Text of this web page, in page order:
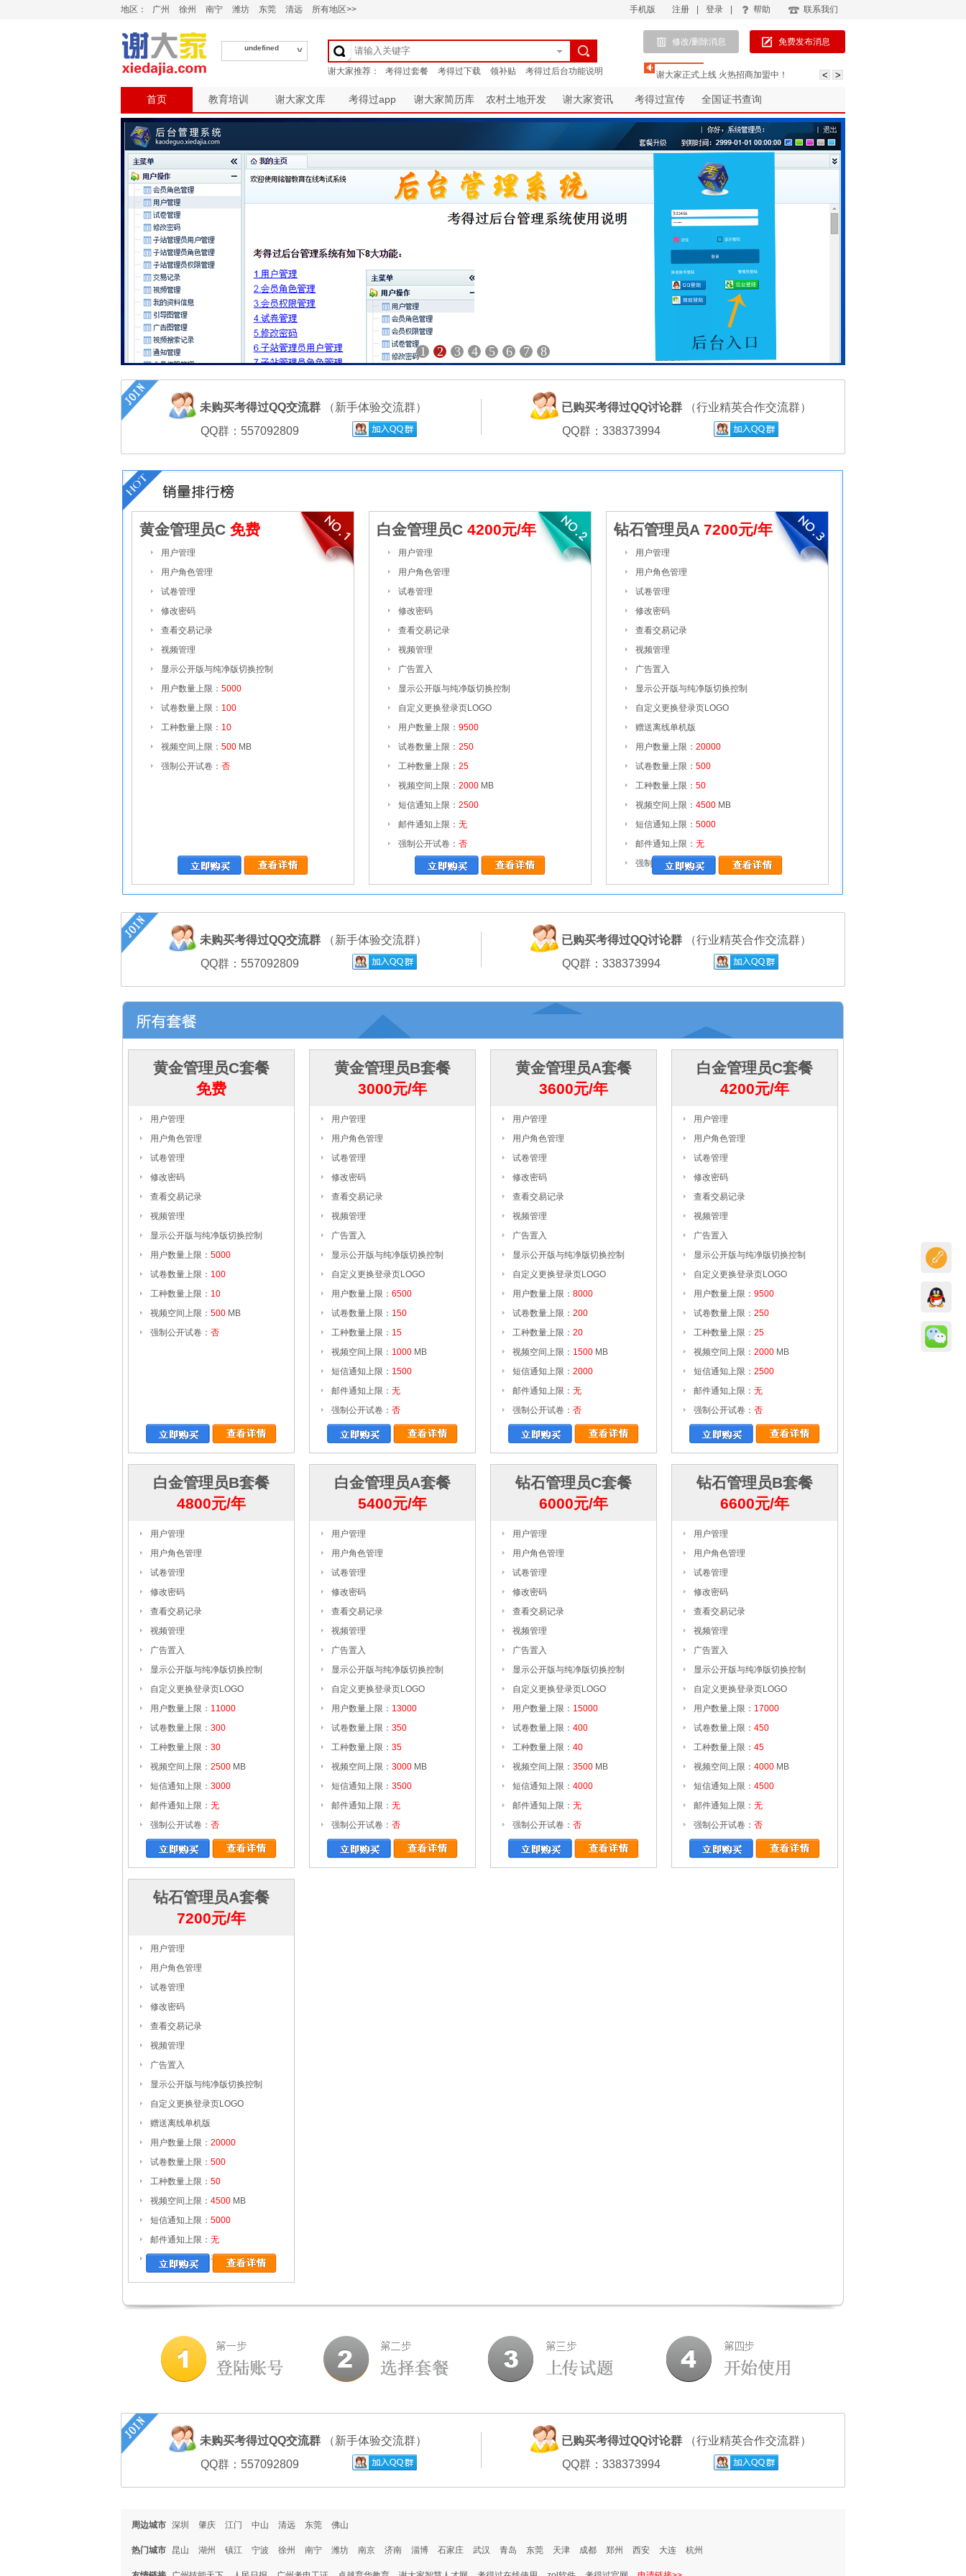
地区： 广州 徐州 南宁 潍坊 东莞 清远 所有地区>> 手机版 注册 登录 帮助 联系我们
undefined
修改/删除消息 免费发布消息
谢大家正式上线 火热招商加盟中！
首页 教育培训 谢大家文库 考得过app 谢大家简历库 农村土地开发 谢大家资讯 考得过宣传 全国证书查询
1 2 3 4 5 6 7 8
未购买考得过QQ交流群
（新手体验交流群）
QQ群：557092809
已购买考得过QQ讨论群
（行业精英合作交流群）
QQ群：338373994
黄金管理员C 免费
用户管理
用户角色管理
试卷管理
修改密码
查看交易记录
视频管理
显示公开版与纯净版切换控制
用户数量上限： 5000
试卷数量上限： 100
工种数量上限： 10
视频空间上限： 500 MB
强制公开试卷： 否
白金管理员C 4200元/年
用户管理
用户角色管理
试卷管理
修改密码
查看交易记录
视频管理
广告置入
显示公开版与纯净版切换控制
自定义更换登录页LOGO
用户数量上限： 9500
试卷数量上限： 250
工种数量上限： 25
视频空间上限： 2000 MB
短信通知上限： 2500
邮件通知上限： 无
强制公开试卷： 否
钻石管理员A 7200元/年
用户管理
用户角色管理
试卷管理
修改密码
查看交易记录
视频管理
广告置入
显示公开版与纯净版切换控制
自定义更换登录页LOGO
赠送离线单机版
用户数量上限： 20000
试卷数量上限： 500
工种数量上限： 50
视频空间上限： 4500 MB
短信通知上限： 5000
邮件通知上限： 无
强制公开试卷：否
未购买考得过QQ交流群
（新手体验交流群）
QQ群：557092809
已购买考得过QQ讨论群
（行业精英合作交流群）
QQ群：338373994
黄金管理员C套餐
免费
用户管理
用户角色管理
试卷管理
修改密码
查看交易记录
视频管理
显示公开版与纯净版切换控制
用户数量上限： 5000
试卷数量上限： 100
工种数量上限： 10
视频空间上限： 500 MB
强制公开试卷： 否
黄金管理员B套餐
3000元/年
用户管理
用户角色管理
试卷管理
修改密码
查看交易记录
视频管理
广告置入
显示公开版与纯净版切换控制
自定义更换登录页LOGO
用户数量上限： 6500
试卷数量上限： 150
工种数量上限： 15
视频空间上限： 1000 MB
短信通知上限： 1500
邮件通知上限： 无
强制公开试卷： 否
黄金管理员A套餐
3600元/年
用户管理
用户角色管理
试卷管理
修改密码
查看交易记录
视频管理
广告置入
显示公开版与纯净版切换控制
自定义更换登录页LOGO
用户数量上限： 8000
试卷数量上限： 200
工种数量上限： 20
视频空间上限： 1500 MB
短信通知上限： 2000
邮件通知上限： 无
强制公开试卷： 否
白金管理员C套餐
4200元/年
用户管理
用户角色管理
试卷管理
修改密码
查看交易记录
视频管理
广告置入
显示公开版与纯净版切换控制
自定义更换登录页LOGO
用户数量上限： 9500
试卷数量上限： 250
工种数量上限： 25
视频空间上限： 2000 MB
短信通知上限： 2500
邮件通知上限： 无
强制公开试卷： 否
白金管理员B套餐
4800元/年
用户管理
用户角色管理
试卷管理
修改密码
查看交易记录
视频管理
广告置入
显示公开版与纯净版切换控制
自定义更换登录页LOGO
用户数量上限： 11000
试卷数量上限： 300
工种数量上限： 30
视频空间上限： 2500 MB
短信通知上限： 3000
邮件通知上限： 无
强制公开试卷： 否
白金管理员A套餐
5400元/年
用户管理
用户角色管理
试卷管理
修改密码
查看交易记录
视频管理
广告置入
显示公开版与纯净版切换控制
自定义更换登录页LOGO
用户数量上限： 13000
试卷数量上限： 350
工种数量上限： 35
视频空间上限： 3000 MB
短信通知上限： 3500
邮件通知上限： 无
强制公开试卷： 否
钻石管理员C套餐
6000元/年
用户管理
用户角色管理
试卷管理
修改密码
查看交易记录
视频管理
广告置入
显示公开版与纯净版切换控制
自定义更换登录页LOGO
用户数量上限： 15000
试卷数量上限： 400
工种数量上限： 40
视频空间上限： 3500 MB
短信通知上限： 4000
邮件通知上限： 无
强制公开试卷： 否
钻石管理员B套餐
6600元/年
用户管理
用户角色管理
试卷管理
修改密码
查看交易记录
视频管理
广告置入
显示公开版与纯净版切换控制
自定义更换登录页LOGO
用户数量上限： 17000
试卷数量上限： 450
工种数量上限： 45
视频空间上限： 4000 MB
短信通知上限： 4500
邮件通知上限： 无
强制公开试卷： 否
钻石管理员A套餐
7200元/年
用户管理
用户角色管理
试卷管理
修改密码
查看交易记录
视频管理
广告置入
显示公开版与纯净版切换控制
自定义更换登录页LOGO
赠送离线单机版
用户数量上限： 20000
试卷数量上限： 500
工种数量上限： 50
视频空间上限： 4500 MB
短信通知上限： 5000
邮件通知上限： 无
强制公开试卷： 否
未购买考得过QQ交流群
（新手体验交流群）
QQ群：557092809
已购买考得过QQ讨论群
（行业精英合作交流群）
QQ群：338373994
周边城市 深圳 肇庆 江门 中山 清远 东莞 佛山
热门城市 昆山 湖州 镇江 宁波 徐州 南宁 潍坊 南京 济南 淄博 石家庄 武汉 青岛 东莞 天津 成都 郑州 西安 大连 杭州